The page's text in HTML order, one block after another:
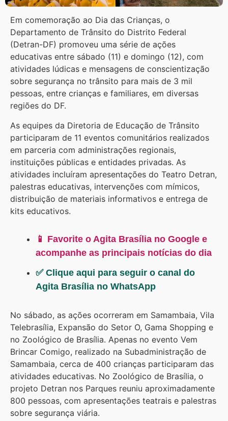
Em comemoração ao Dia das Crianças, o
Departamento de Trânsito do Distrito Federal
(Detran-DF) promoveu uma série de ações
educativas entre sábado (11) e domingo (12), com
atividades lúdicas e mensagens de conscientização
sobre segurança no trânsito para mais de 3 mil
pessoas, entre crianças e familiares, em diversas
regiões do DF.
As equipes da Diretoria de Educação de Trânsito
participaram de 11 eventos comunitários realizados
em parceria com administrações regionais,
instituições públicas e entidades privadas. As
atividades incluíram apresentações do Teatro Detran,
palestras educativas, intervenções com mímicos,
distribuição de materiais informativos e entrega de
kits educativos.
📱 Favorite o Agita Brasília no Google e
acompanhe as principais notícias do dia
✅ Clique aqui para seguir o canal do
Agita Brasília no WhatsApp
No sábado, as ações ocorreram em Samambaia, Vila
Telebrasília, Expansão do Setor O, Gama Shopping e
no Zoológico de Brasília. Apenas no evento Vem
Brincar Comigo, realizado na Subadministração de
Samambaia, cerca de 400 crianças participaram das
atividades educativas. No Zoológico de Brasília, o
projeto Detran nos Parques reuniu aproximadamente
800 pessoas, com apresentações teatrais e palestras
sobre segurança viária.